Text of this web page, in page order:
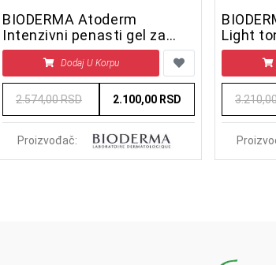
BIODERMA Atoderm
Intenzivni penasti gel za
pranje lica i tela 500 ml
Dodaj U Korpu
2.574,00 RSD 2.100,00 RSD
Proizvođač:
Light